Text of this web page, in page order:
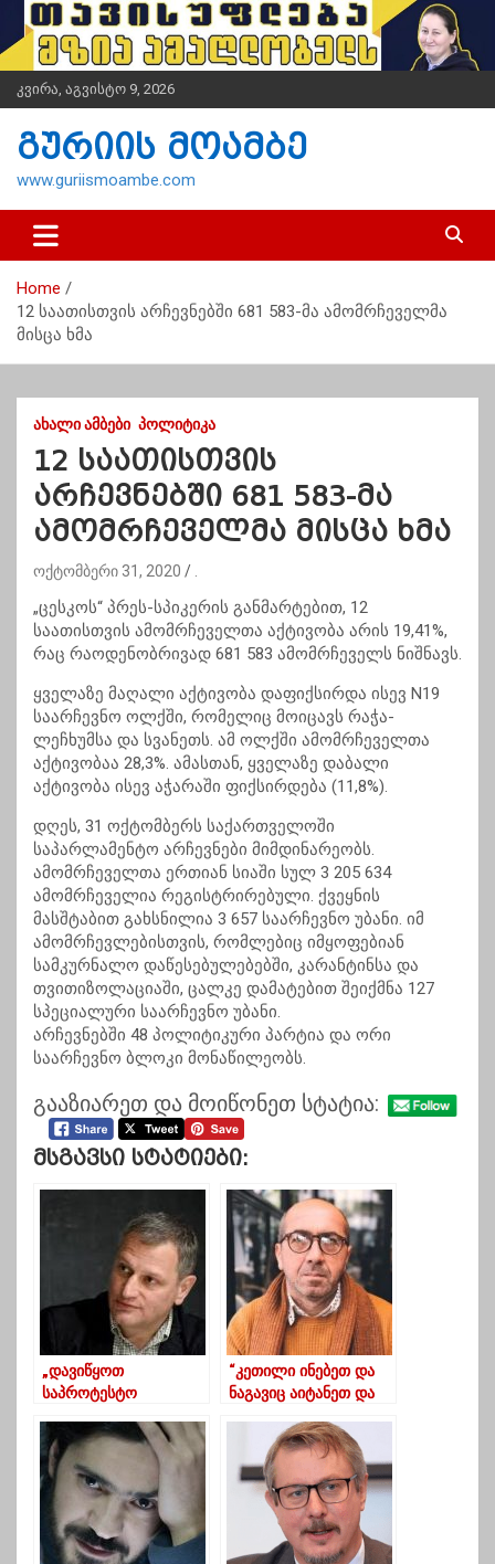
i
t
n
კვირა, აგვისტო 9, 2026
გურიის მოამბე
www.guriismoambe.com
Home
12 საათისთვის არჩევნებში 681 583-მა ამომრჩეველმა
მისცა ხმა
ᲐᲮᲐᲚᲘ ᲐᲛᲑᲔᲑᲘ ᲞᲝᲚᲘᲢᲘᲙᲐ
12 საათისთვის
არჩევნებში 681 583-მა
ამომრჩეველმა მისცა ხმა
ოქტომბერი 31, 2020
„ცესკოს“ პრეს-სპიკერის განმარტებით, 12
საათისთვის ამომრჩეველთა აქტივობა არის 19,41%,
რაც რაოდენობრივად 681 583 ამომრჩეველს ნიშნავს.
ყველაზე მაღალი აქტივობა დაფიქსირდა ისევ N19
საარჩევნო ოლქში, რომელიც მოიცავს რაჭა-
ლეჩხუმსა და სვანეთს. ამ ოლქში ამომრჩეველთა
აქტივობაა 28,3%. ამასთან, ყველაზე დაბალი
აქტივობა ისევ აჭარაში ფიქსირდება (11,8%).
დღეს, 31 ოქტომბერს საქართველოში
საპარლამენტო არჩევნები მიმდინარეობს.
ამომრჩეველთა ერთიან სიაში სულ 3 205 634
ამომრჩეველია რეგისტრირებული. ქვეყნის
მასშტაბით გახსნილია 3 657 საარჩევნო უბანი. იმ
ამომრჩევლებისთვის, რომლებიც იმყოფებიან
სამკურნალო დაწესებულებებში, კარანტინსა და
თვითიზოლაციაში, ცალკე დამატებით შეიქმნა 127
სპეციალური საარჩევნო უბანი.
არჩევნებში 48 პოლიტიკური პარტია და ორი
საარჩევნო ბლოკი მონაწილეობს.
გააზიარეთ და მოიწონეთ სტატია:
Მსგავსი Სტატიები:
„დავიწყოთ
საპროტესტო
ახვლედიანი
მოქალაქეებს
მიმართავს
“კეთილი ინებეთ და
ნაგავიც აიტანეთ და
აიტანოთ”?